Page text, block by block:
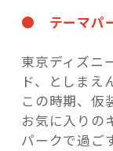
● テーマパ
東京ディズニ
ド、としまえ
この時期、仮
お気に入りの
パークで過ご